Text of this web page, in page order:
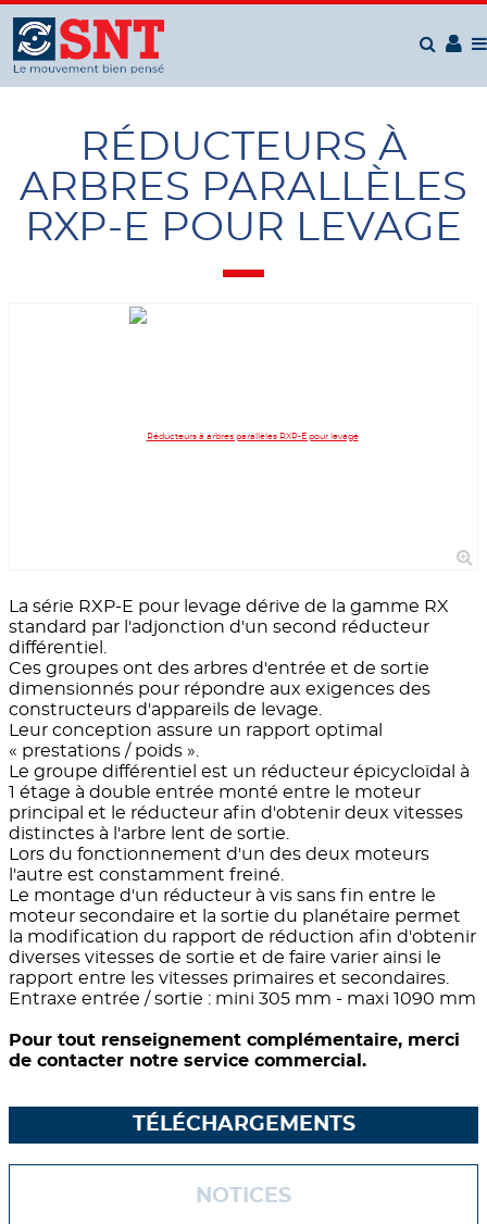
RÉDUCTEURS À
ARBRES PARALLÈLES
RXP-E POUR LEVAGE
La série RXP-E pour levage dérive de la gamme RX
standard par l'adjonction d'un second réducteur
différentiel.
Ces groupes ont des arbres d'entrée et de sortie
dimensionnés pour répondre aux exigences des
constructeurs d'appareils de levage.
Leur conception assure un rapport optimal
« prestations / poids ».
Le groupe différentiel est un réducteur épicycloïdal à
1 étage à double entrée monté entre le moteur
principal et le réducteur afin d'obtenir deux vitesses
distinctes à l'arbre lent de sortie.
Lors du fonctionnement d'un des deux moteurs
l'autre est constamment freiné.
Le montage d'un réducteur à vis sans fin entre le
moteur secondaire et la sortie du planétaire permet
la modification du rapport de réduction afin d'obtenir
diverses vitesses de sortie et de faire varier ainsi le
rapport entre les vitesses primaires et secondaires.
Entraxe entrée / sortie : mini 305 mm - maxi 1090 mm
Pour tout renseignement complémentaire, merci
de contacter notre service commercial.
TÉLÉCHARGEMENTS
NOTICES
Panneau de gestion des cookies